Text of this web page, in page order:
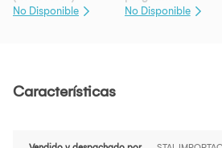
No Disponible
No Disponible
Características